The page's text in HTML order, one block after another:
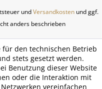
undVersandkostenund ggf.
anders beschrieben
für den technischen Betrieb
stets gesetzt werden.
Benutzung dieser Website
oder die Interaktion mit
vereinfachen